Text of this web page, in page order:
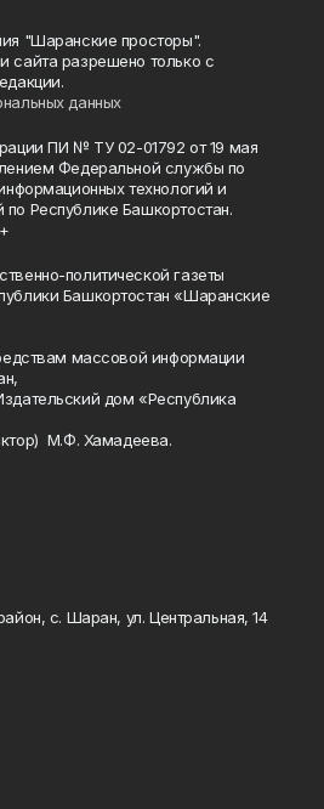
"Шаранские просторы".
сайта разрешено только с
данных
ПИ № ТУ 02-01792 от 19 мая
Федеральной службы по
технологий и
Республике Башкортостан.
политической газеты
Башкортостан «Шаранские
массовой информации
дом «Республика
М.Ф. Хамадеева.
с. Шаран, ул. Центральная, 14